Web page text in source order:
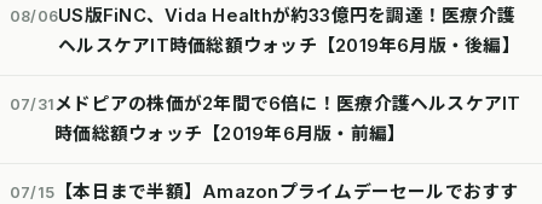
08/06US版FiNC、Vida Healthが約33億円を調達！医療介護
ヘルスケアIT時価総額ウォッチ【2019年6月版・後編】
07/31メドピアの株価が2年間で6倍に！医療介護ヘルスケアIT
時価総額ウォッチ【2019年6月版・前編】
07/15
【本日まで半額】Amazonプライムデーセールでおすす